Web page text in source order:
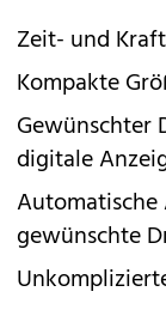
Zeit- und
Kompakte
Gewünschter
digitale
gewünschte